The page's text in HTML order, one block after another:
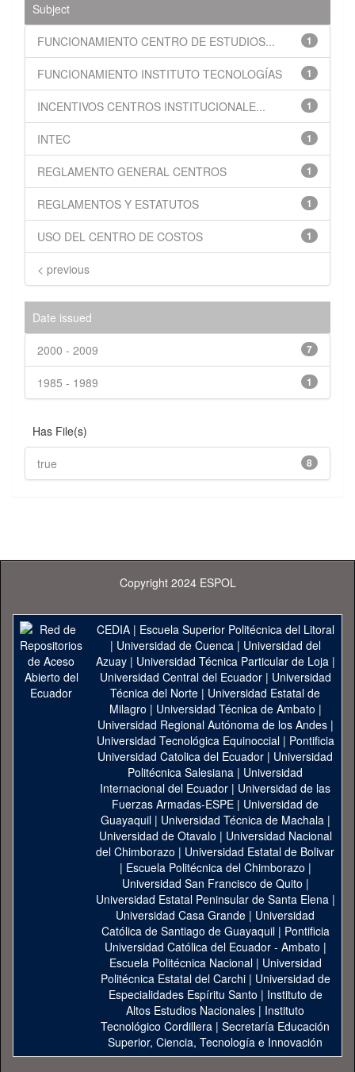
Subject
1
FUNCIONAMIENTO CENTRO DE ESTUDIOS...
1
FUNCIONAMIENTO INSTITUTO TECNOLOGÍAS
1
INCENTIVOS CENTROS INSTITUCIONALE...
1
INTEC
1
REGLAMENTO GENERAL CENTROS
1
REGLAMENTOS Y ESTATUTOS
1
USO DEL CENTRO DE COSTOS
< previous
Date issued
7
2000 - 2009
1
1985 - 1989
Has File(s)
8
true
Copyright 2024 ESPOL
CEDIA| Escuela Superior Politécnica del Litoral
| Universidad de Cuenca| Universidad del
Azuay| Universidad Técnica Particular de Loja|
Universidad Central del Ecuador| Universidad
Técnica del Norte | Universidad Estatal de
Milagro | Universidad Técnica de Ambato |
Universidad Regional Autónoma de los Andes|
Universidad Tecnológica Equinoccial| Pontificia
Universidad Catolica del Ecuador | Universidad
Politécnica Salesiana | Universidad
Internacional del Ecuador | Universidad de las
Fuerzas Armadas-ESPE | Universidad de
Guayaquil| Universidad Técnica de Machala|
Universidad de Otavalo | Universidad Nacional
del Chimborazo | Universidad Estatal de Bolivar
| Escuela Politécnica del Chimborazo |
Universidad San Francisco de Quito |
Universidad Estatal Peninsular de Santa Elena|
Universidad Casa Grande | Universidad
Católica de Santiago de Guayaquil| Pontificia
Universidad Católica del Ecuador - Ambato |
Escuela Politécnica Nacional| Universidad
Politécnica Estatal del Carchi| Universidad de
Especialidades Espíritu Santo | Instituto de
Altos Estudios Nacionales | Instituto
Tecnológico Cordillera | Secretaría Educación
Superior, Ciencia, Tecnología e Innovación